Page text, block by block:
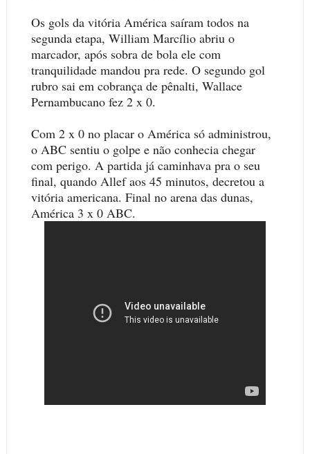
Os gols da vitória América saíram todos na
segunda etapa, William Marcílio abriu o
marcador, após sobra de bola ele com
tranquilidade mandou pra rede. O segundo gol
rubro sai em cobrança de pênalti, Wallace
Pernambucano fez 2 x 0.
Com 2 x 0 no placar o América só administrou,
o ABC sentiu o golpe e não conhecia chegar
com perigo. A partida já caminhava pra o seu
final, quando Allef aos 45 minutos, decretou a
vitória americana. Final no arena das dunas,
América 3 x 0 ABC.